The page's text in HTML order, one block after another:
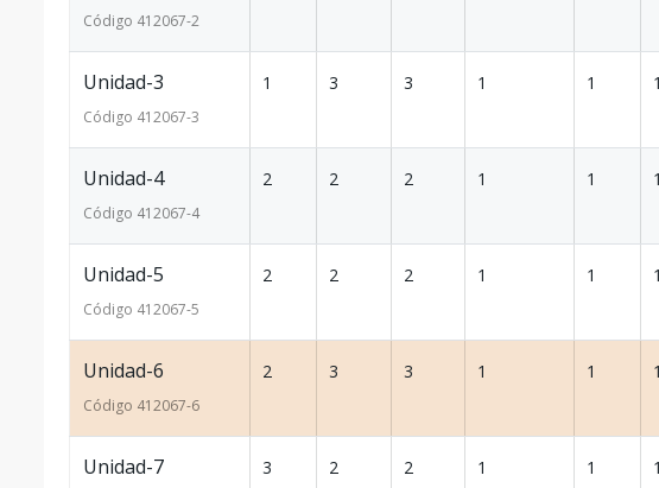
Código 412067-2
Unidad-3
Código 412067-3
1 3 3 1 1
Unidad-4
Código 412067-4
2 2 2 1 1
Unidad-5
Código 412067-5
2 2 2 1 1
Unidad-6
Código 412067-6
2 3 3 1 1
Unidad-7 3 2 2 1 1